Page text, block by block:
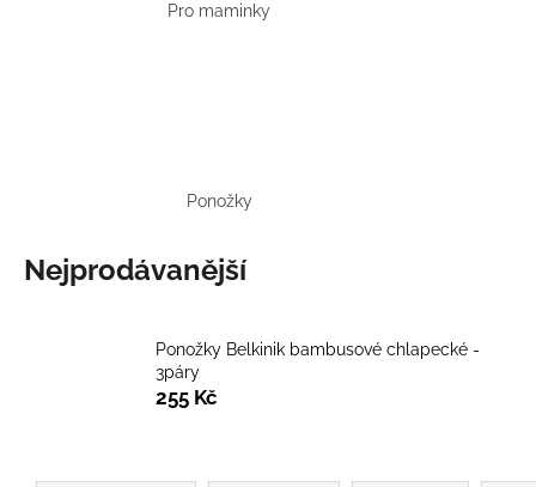
Pro maminky
Ponožky
Nejprodávanější
Ponožky Belkinik bambusové chlapecké -
3páry
255 Kč
Ř